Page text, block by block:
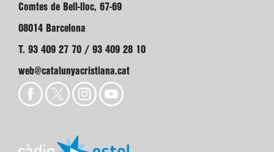
Comtes de Bell-lloc, 67-69
08014 Barcelona
T. 93 409 27 70 / 93 409 28 10
web@catalunyacristiana.cat